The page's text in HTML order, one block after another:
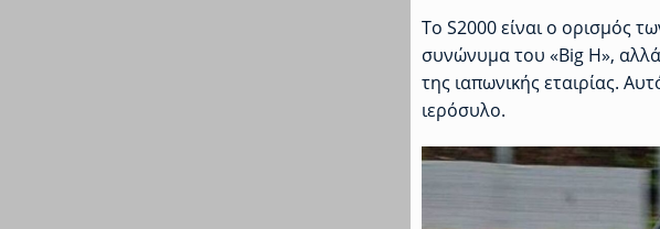
Το S2000 είναι ο ορισμός
συνώνυμα του «Big H»,
της ιαπωνικής εταιρίας.
ιερόσυλο.